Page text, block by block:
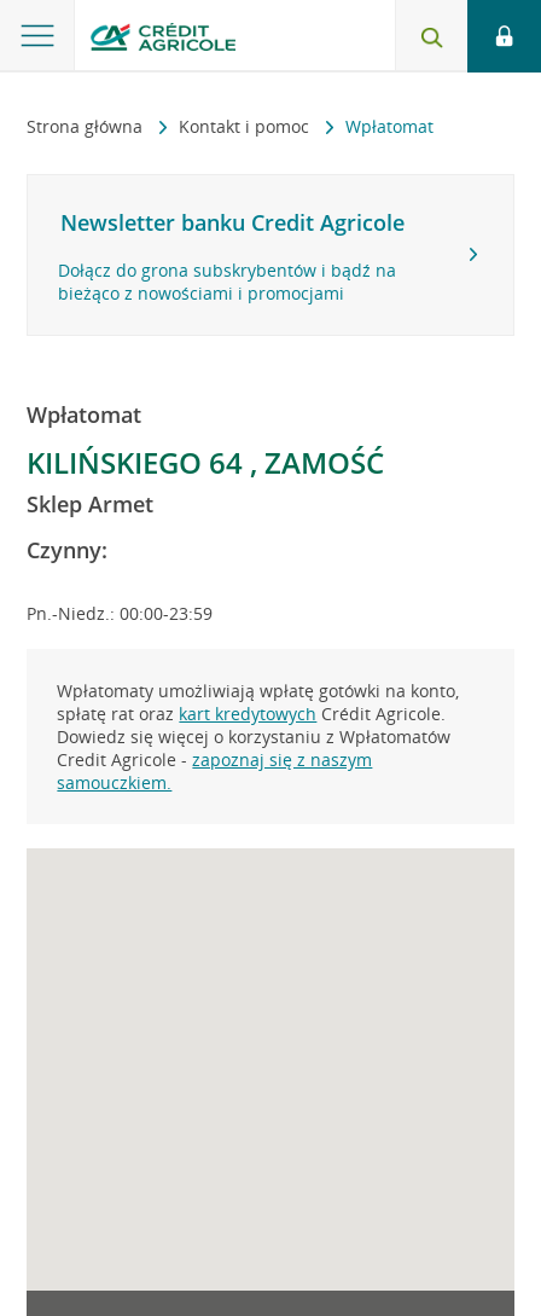
Strona główna Kontakt i pomoc Wpłatomat
Newsletter banku Credit Agricole
Dołącz do grona subskrybentów i bądź na
bieżąco z nowościami i promocjami
Wpłatomat
KILIŃSKIEGO 64 , ZAMOŚĆ
Sklep Armet
Czynny:
Pn.-Niedz.: 00:00-23:59
Wpłatomaty umożliwiają wpłatę gotówki na konto,
spłatę rat oraz kart kredytowych Crédit Agricole.
Dowiedz się więcej o korzystaniu z Wpłatomatów
Credit Agricole -zapoznaj się z naszym
samouczkiem.